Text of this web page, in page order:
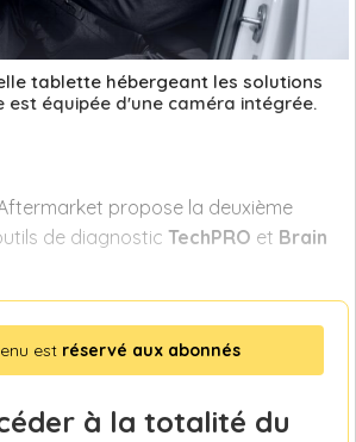
tablette hébergeant les solutions
est équipée d'une caméra intégrée.
propose la deuxième
de diagnostic TechPRO et Brain
est réservé aux abonnés
à la totalité du